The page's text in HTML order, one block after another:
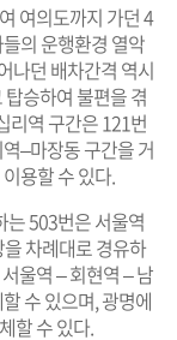
여의도까지 가던 4
의 운행환경 열악
나던 배차간격 역시
승하여 불편을 겪
리역 구간은 121번
–마장동 구간을 거
용할 수 있다.
는 503번은 서울역
차례대로 경유하
울역 – 회현역 – 남
수 있으며, 광명에
할 수 있다.